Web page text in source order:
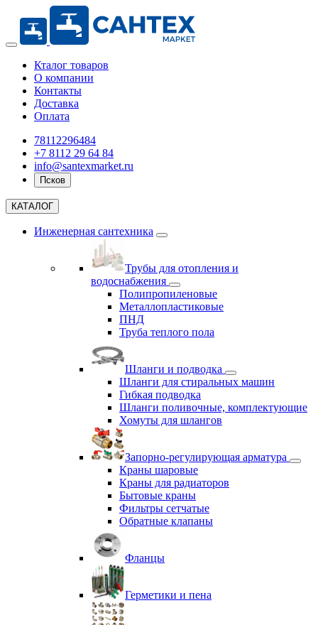
Кталог товаров
О компании
Контакты
Доставка
Оплата
78112296484
+7 8112 29 64 84
info@santexmarket.ru
Псков
КАТАЛОГ
Инженерная сантехника
Трубы для отопления и
водоснабжения
Полипропиленовые
Металлопластиковые
ПНД
Труба теплого пола
Шланги и подводка
Шланги для стиральных машин
Гибкая подводка
Шланги поливочные, комплектующие
Хомуты для шлангов
Запорно-регулирующая арматура
Краны шаровые
Краны для радиаторов
Бытовые краны
Фильтры сетчатые
Обратные клапаны
Фланцы
Герметики и пена